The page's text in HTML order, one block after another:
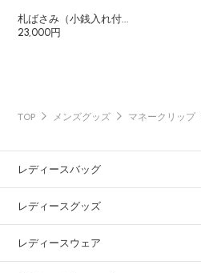
札ばさみ（小銭入れ付...
23,000円
TOP メンズグッズ マネークリップ
レディースバッグ
レディースグッズ
レディースウェア